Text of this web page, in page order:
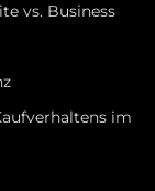
vs. Business
im